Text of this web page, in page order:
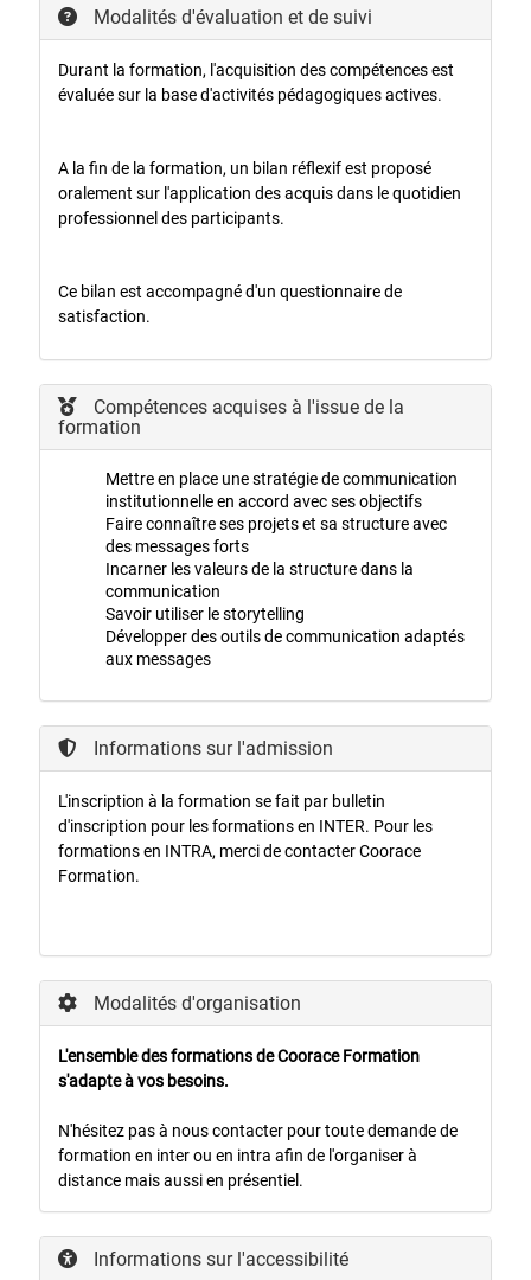
Modalités d'évaluation et de suivi
Durant la formation, l'acquisition des compétences est
évaluée sur la base d'activités pédagogiques actives.
A la fin de la formation, un bilan réflexif est proposé
oralement sur l'application des acquis dans le quotidien
professionnel des participants.
Ce bilan est accompagné d'un questionnaire de
satisfaction.
Compétences acquises à l'issue de la
formation
Mettre en place une stratégie de communication
institutionnelle en accord avec ses objectifs
Faire connaître ses projets et sa structure avec
des messages forts
Incarner les valeurs de la structure dans la
communication
Savoir utiliser le storytelling
Développer des outils de communication adaptés
aux messages
Informations sur l'admission
L'inscription à la formation se fait par bulletin
d'inscription pour les formations en INTER. Pour les
formations en INTRA, merci de contacter Coorace
Formation.
Modalités d'organisation
L'ensemble des formations de Coorace Formation
s'adapte à vos besoins.
N'hésitez pas à nous contacter pour toute demande de
formation en inter ou en intra afin de l'organiser à
distance mais aussi en présentiel.
Informations sur l'accessibilité